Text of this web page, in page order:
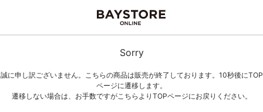
Sorry
誠に申し訳ございません。こちらの商品は販売が終了しております。10秒後にTOP
ページに遷移します。
遷移しない場合は、お手数ですがこちらよりTOPページにお戻りください。